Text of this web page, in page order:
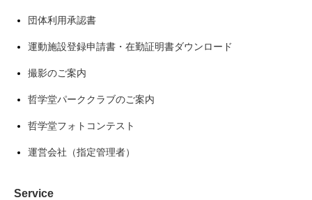
団体利用承認書
運動施設登録申請書・在勤証明書ダウンロード
撮影のご案内
哲学堂パーククラブのご案内
哲学堂フォトコンテスト
運営会社（指定管理者）
Service